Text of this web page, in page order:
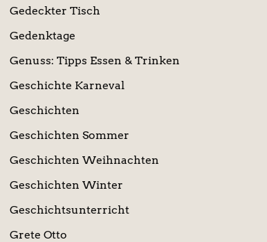
Gedeckter Tisch
Gedenktage
Genuss: Tipps Essen & Trinken
Geschichte Karneval
Geschichten
Geschichten Sommer
Geschichten Weihnachten
Geschichten Winter
Geschichtsunterricht
Grete Otto